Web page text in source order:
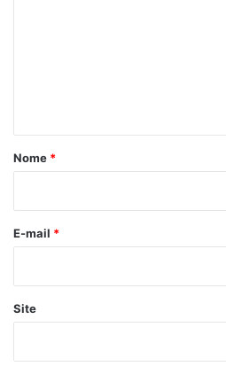
r
*
Nome *
E-mail *
Site